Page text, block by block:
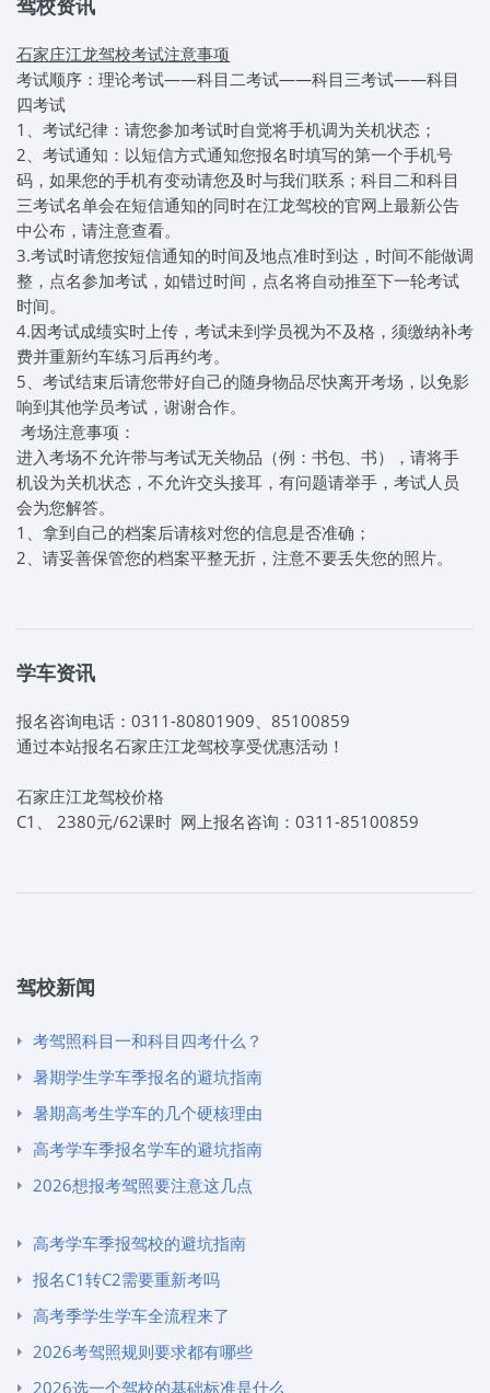
驾校资讯
石家庄江龙驾校考试注意事项
考试顺序：理论考试——科目二考试——科目三考试——科目
四考试
1、考试纪律：请您参加考试时自觉将手机调为关机状态；
2、考试通知：以短信方式通知您报名时填写的第一个手机号
码，如果您的手机有变动请您及时与我们联系；科目二和科目
三考试名单会在短信通知的同时在江龙驾校的官网上最新公告
中公布，请注意查看。
3.考试时请您按短信通知的时间及地点准时到达，时间不能做调
整，点名参加考试，如错过时间，点名将自动推至下一轮考试
时间。
4.因考试成绩实时上传，考试未到学员视为不及格，须缴纳补考
费并重新约车练习后再约考。
5、考试结束后请您带好自己的随身物品尽快离开考场，以免影
响到其他学员考试，谢谢合作。
考场注意事项：
进入考场不允许带与考试无关物品（例：书包、书），请将手
机设为关机状态，不允许交头接耳，有问题请举手，考试人员
会为您解答。
1、拿到自己的档案后请核对您的信息是否准确；
2、请妥善保管您的档案平整无折，注意不要丢失您的照片。
学车资讯
报名咨询电话：0311-80801909、85100859
通过本站报名石家庄江龙驾校享受优惠活动！
石家庄江龙驾校价格
C1、 2380元/62课时 网上报名咨询：0311-85100859
驾校新闻
考驾照科目一和科目四考什么？
暑期学生学车季报名的避坑指南
暑期高考生学车的几个硬核理由
高考学车季报名学车的避坑指南
2026想报考驾照要注意这几点
高考学车季报驾校的避坑指南
报名C1转C2需要重新考吗
高考季学生学车全流程来了
2026考驾照规则要求都有哪些
2026选一个驾校的基础标准是什么